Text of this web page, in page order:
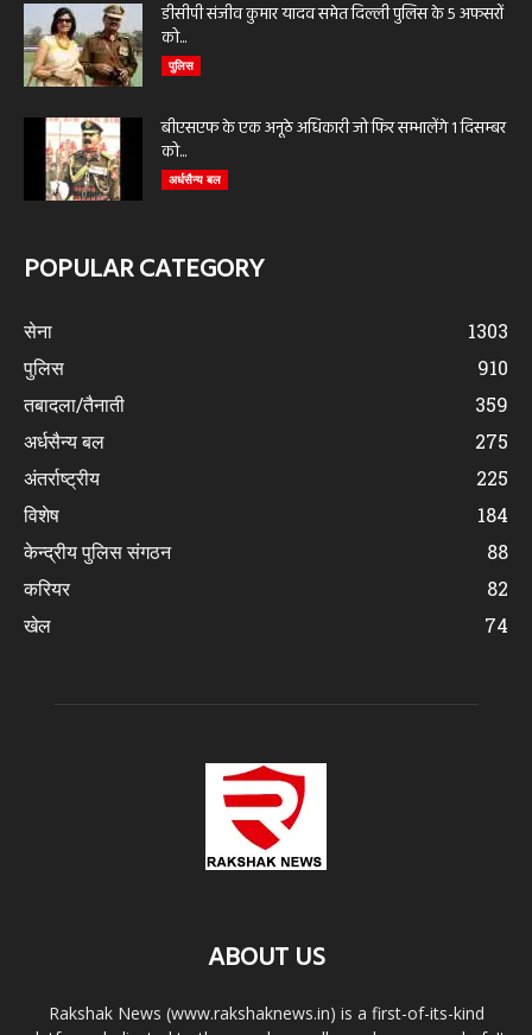
डीसीपी संजीव कुमार यादव समेत दिल्ली पुलिस के 5 अफसरों
को...
पुलिस
बीएसएफ के एक अनूठे अधिकारी जो फिर सम्भालेंगे 1 दिसम्बर
को...
अर्धसैन्य बल
POPULAR CATEGORY
सेना
1303
पुलिस
910
तबादला/तैनाती
359
अर्धसैन्य बल
275
अंतर्राष्ट्रीय
225
विशेष
184
केन्द्रीय पुलिस संगठन
88
करियर
82
खेल
74
ABOUT US
Rakshak News (www.rakshaknews.in) is a first-of-its-kind